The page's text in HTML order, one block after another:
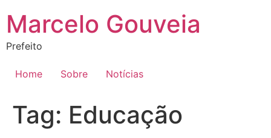
para
conteúdo
Marcelo Gouveia
Prefeito
Home Sobre Notícias
Tag: Educação